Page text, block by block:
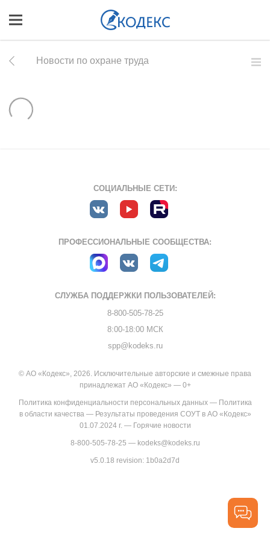
Новости по охране труда
СОЦИАЛЬНЫЕ СЕТИ:
ПРОФЕССИОНАЛЬНЫЕ СООБЩЕСТВА:
СЛУЖБА ПОДДЕРЖКИ ПОЛЬЗОВАТЕЛЕЙ:
8-800-505-78-25
8:00-18:00 МСК
spp@kodeks.ru
© АО «Кодекс», 2026. Исключительные авторские и смежные права
принадлежат АО «Кодекс» — 0+
Политика конфиденциальности персональных данных— Политика
в области качества— Результаты проведения СОУТ в АО «Кодекс»
01.07.2024 г.— Горячие новости
8-800-505-78-25 — kodeks@kodeks.ru
v5.0.18 revision: 1b0a2d7d